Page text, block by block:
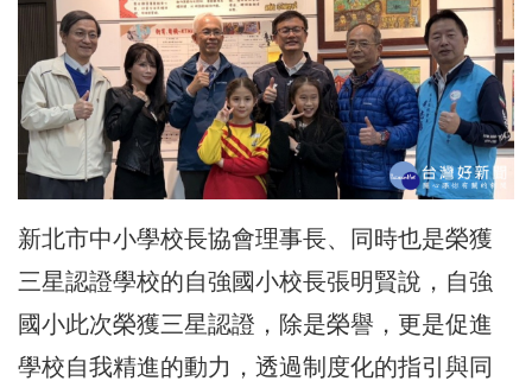
新北市中小學校長協會理事長、同時也是榮獲
三星認證學校的自強國小校長張明賢說，自強
國小此次榮獲三星認證，除是榮譽，更是促進
學校自我精進的動力，透過制度化的指引與同